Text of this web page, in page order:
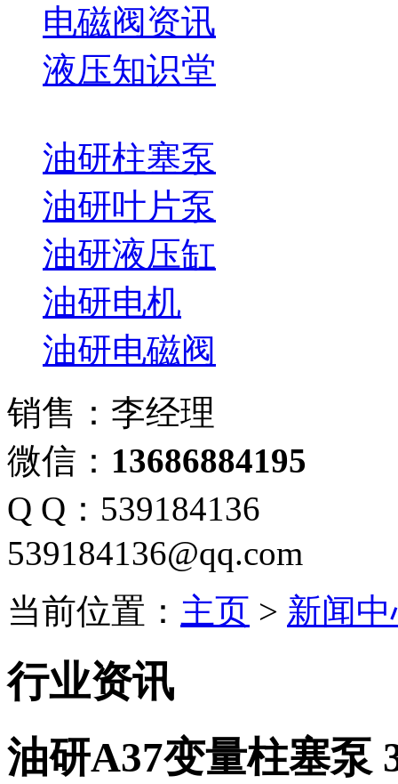
电磁阀资讯
液压知识堂
油研柱塞泵
油研叶片泵
油研液压缸
油研电机
油研电磁阀
销售：李经理
微信： 13686884195
Q Q：539184136
539184136@qq.com
当前位置： 主页 > 新闻
行业资讯
油研A37变量柱塞泵